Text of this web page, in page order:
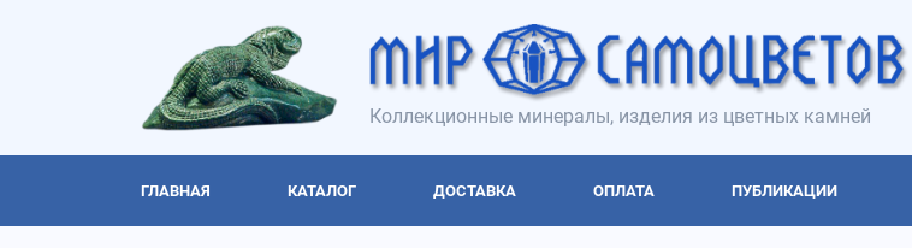
Коллекционные минералы, изделия из цветных камней
ГЛАВНАЯ КАТАЛОГ ДОСТАВКА ОПЛАТА ПУБЛИКАЦИИ